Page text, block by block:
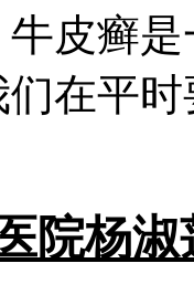
皮癣
在平
院杨淑